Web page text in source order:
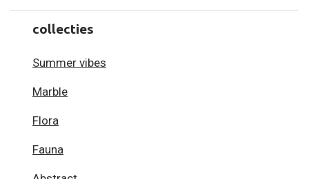
collecties
Summer vibes
Marble
Flora
Fauna